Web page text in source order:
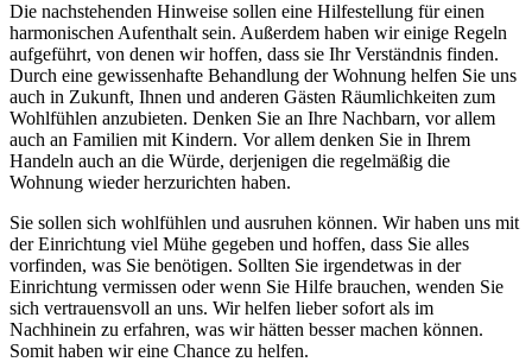
Die nachstehenden Hinweise sollen eine Hilfestellung für einen
harmonischen Aufenthalt sein. Außerdem haben wir einige Regeln
aufgeführt, von denen wir hoffen, dass sie Ihr Verständnis finden.
Durch eine gewissenhafte Behandlung der Wohnung helfen Sie uns
auch in Zukunft, Ihnen und anderen Gästen Räumlichkeiten zum
Wohlfühlen anzubieten. Denken Sie an Ihre Nachbarn, vor allem
auch an Familien mit Kindern. Vor allem denken Sie in Ihrem
Handeln auch an die Würde, derjenigen die regelmäßig die
Wohnung wieder herzurichten haben.
Sie sollen sich wohlfühlen und ausruhen können. Wir haben uns mit
der Einrichtung viel Mühe gegeben und hoffen, dass Sie alles
vorfinden, was Sie benötigen. Sollten Sie irgendetwas in der
Einrichtung vermissen oder wenn Sie Hilfe brauchen, wenden Sie
sich vertrauensvoll an uns. Wir helfen lieber sofort als im
Nachhinein zu erfahren, was wir hätten besser machen können.
Somit haben wir eine Chance zu helfen.